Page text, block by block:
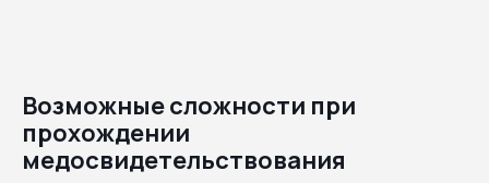
Возможные сложности при
прохождении
медосвидетельствования